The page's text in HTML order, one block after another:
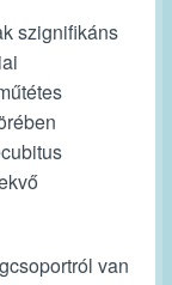
szignifikáns
van